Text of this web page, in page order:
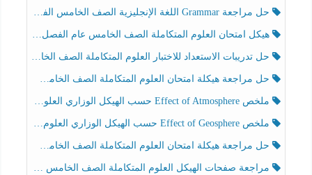
حل مراجعة Grammar اللغة الإنجليزية الصف الخامس الفصل الثالث
هيكل امتحان العلوم المتكاملة الصف الخامس عام الفصل الدراسي الثالث 2025-2026
حل تدريبات الاستعداد للاختبار العلوم المتكاملة الصف الخامس عام الفصل الثالث
حل مراجعة هيكلة امتحان العلوم المتكاملة الصف الخامس انسبير الفصل الثالث
ملخص Effect of Atmosphere حسب الهيكل الوزاري العلوم المتكاملة الصف الخامس انسبير الفصل الثالث
ملخص Effect of Geosphere حسب الهيكل الوزاري العلوم المتكاملة الصف الخامس انسبير الفصل الثالث
حل مراجعة هيكلة امتحان العلوم المتكاملة الصف الخامس عام الفصل الثالث
مراجعة صفحات الهيكل العلوم المتكاملة الصف الخامس انسبير الفصل الثالث